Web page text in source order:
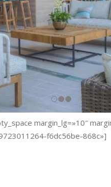
margin_lg=»10″
f6dc56be-868c»]